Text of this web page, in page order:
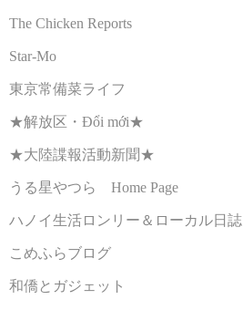
The Chicken Reports
Star-Mo
東京常備菜ライフ
★解放区・Đổi mới★
★大陸諜報活動新聞★
うる星やつら Home Page
ハノイ生活ロンリー＆ローカル日誌
こめふらブログ
和僑とガジェット